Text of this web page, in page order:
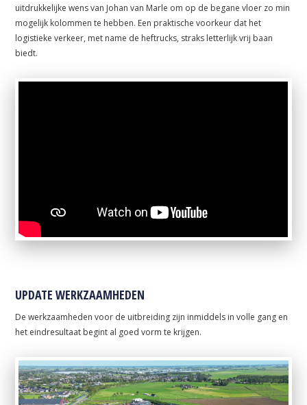
uitdrukkelijke wens van Johan van Marle om op de begane vloer zo min
mogelijk kolommen te hebben. Een praktische voorkeur dat het
logistieke verkeer, met name de heftrucks, straks letterlijk vrij baan
biedt.
UPDATE WERKZAAMHEDEN
De werkzaamheden voor de uitbreiding zijn inmiddels in volle gang en
het eindresultaat begint al goed vorm te krijgen.